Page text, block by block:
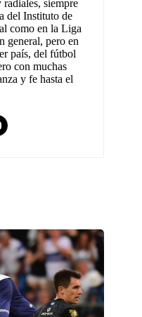
siempre
del Instituto de
como en la Liga
general, pero en
país, del fútbol
con muchas
y fe hasta el